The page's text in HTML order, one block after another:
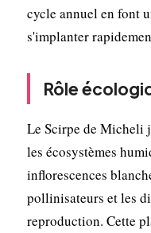
cycle annuel en font
s'implanter
Rôle
Le Scirpe de Micheli
les écosystèmes
inflorescences
pollinisateurs et les
reproduction. Cette